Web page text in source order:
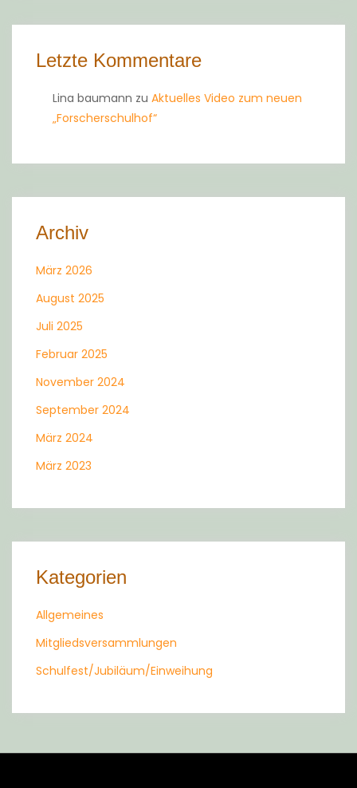
Letzte Kommentare
Lina baumann zu Aktuelles Video zum neuen
„Forscherschulhof“
Archiv
März 2026
August 2025
Juli 2025
Februar 2025
November 2024
September 2024
März 2024
März 2023
Kategorien
Allgemeines
Mitgliedsversammlungen
Schulfest/Jubiläum/Einweihung